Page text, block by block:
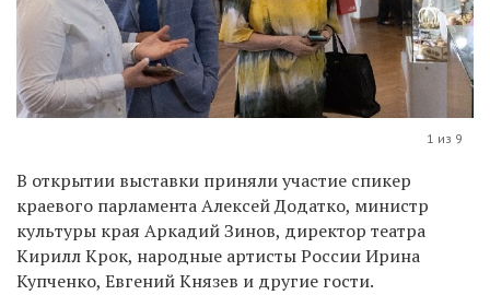
1 из 9
В открытии выставки приняли участие спикер
краевого парламента Алексей Додатко, министр
культуры края Аркадий Зинов, директор театра
Кирилл Крок, народные артисты России Ирина
Купченко, Евгений Князев и другие гости.